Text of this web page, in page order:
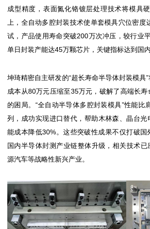
成型精度，表面氮化铬镀层处理技术将模具
上，全自动多腔封装技术使单套模具穴位密度
试，产品使用寿命突破200万次冲压，较行业
单日封装产能达45万颗芯片，关键指标达到国内
坤琦精密自主研发的“超长寿命半导体封装模具
成本从80万元压缩至35万元，破解了高端长寿
的困局。“全自动半导体多腔封装模具”性能比
列，成功实现进口替代，帮助木林森、晶台光
能成本降低30%。这些突破性成果不仅打破国
国内半导体封测产业链整体升级，相关技术
源汽车等战略性新兴产业。